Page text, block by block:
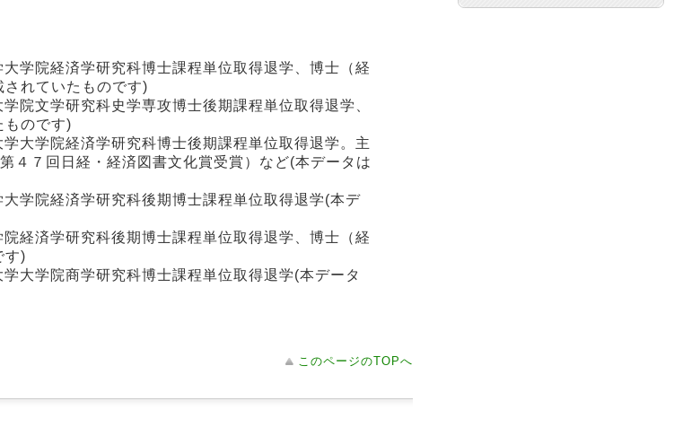
学院経済学研究科博士課程単位取得退学、博士（経
れていたものです)
院文学研究科史学専攻博士後期課程単位取得退学、
ものです)
大学院経済学研究科博士後期課程単位取得退学。主
４７回日経・経済図書文化賞受賞）など(本データは
学院経済学研究科後期博士課程単位取得退学(本デ
経済学研究科後期博士課程単位取得退学、博士（経
す)
大学院商学研究科博士課程単位取得退学(本データ
このページのTOPへ